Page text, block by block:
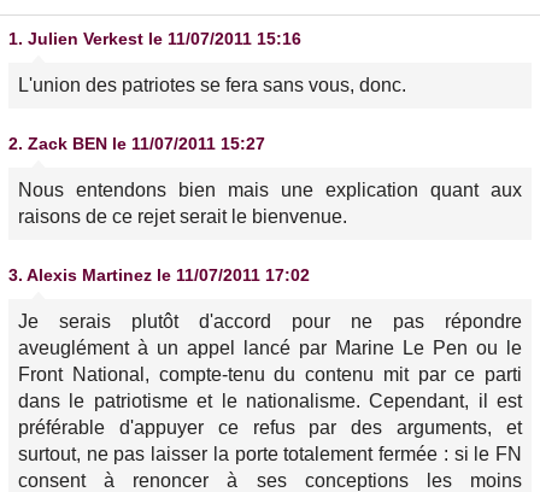
1. Julien Verkest le 11/07/2011 15:16
L'union des patriotes se fera sans vous, donc.
2. Zack BEN le 11/07/2011 15:27
Nous entendons bien mais une explication quant aux
raisons de ce rejet serait le bienvenue.
3. Alexis Martinez le 11/07/2011 17:02
Je serais plutôt d'accord pour ne pas répondre
aveuglément à un appel lancé par Marine Le Pen ou le
Front National, compte-tenu du contenu mit par ce parti
dans le patriotisme et le nationalisme. Cependant, il est
préférable d'appuyer ce refus par des arguments, et
surtout, ne pas laisser la porte totalement fermée : si le FN
consent à renoncer à ses conceptions les moins